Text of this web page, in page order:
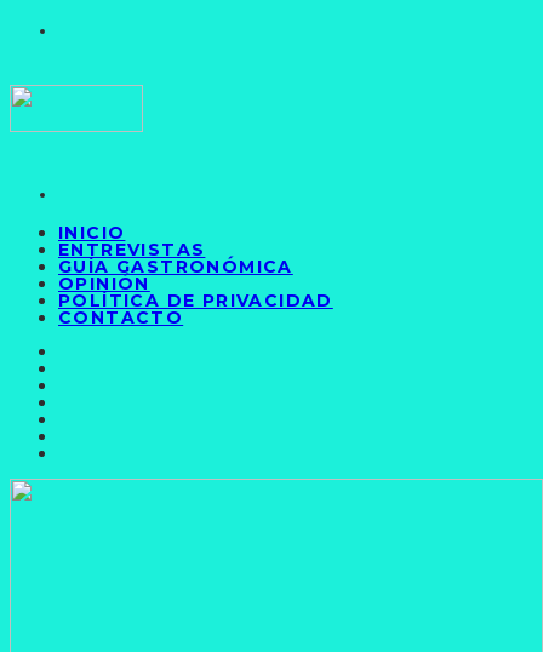
INICIO
ENTREVISTAS
GUÍA GASTRONÓMICA
OPINIÓN
POLÍTICA DE PRIVACIDAD
CONTACTO